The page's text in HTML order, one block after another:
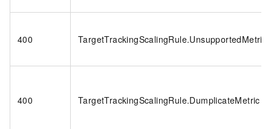
400 TargetTrackingScalingRule.UnsupportedMetric
400 TargetTrackingScalingRule.DumplicateMetric